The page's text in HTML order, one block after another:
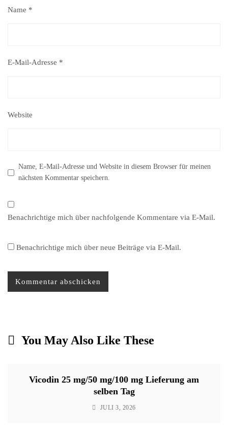
Name *
E-Mail-Adresse *
Website
Name, E-Mail-Adresse und Website in diesem Browser für meinen
nächsten Kommentar speichern.
Benachrichtige mich über nachfolgende Kommentare via E-Mail.
Benachrichtige mich über neue Beiträge via E-Mail.
You May Also Like These
Vicodin 25 mg/50 mg/100 mg Lieferung am
selben Tag
JULI 3, 2026